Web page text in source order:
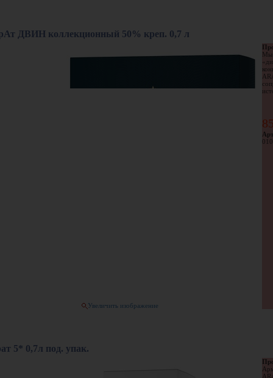
ДВИН коллекционный 50% креп. 0,7 л
Увеличить изображение
Мы
5* 0,7л под. упак.